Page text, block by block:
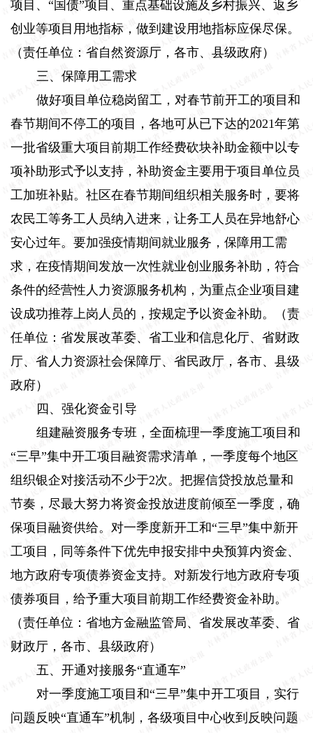
项目、“国债”项目、重点基础设施及乡村振兴、返乡
创业等项目用地指标，做到建设用地指标应保尽保。
（责任单位：省自然资源厅，各市、县级政府）
三、保障用工需求
做好项目单位稳岗留工，对春节前开工的项目和
春节期间不停工的项目，各地可从已下达的2021年第
一批省级重大项目前期工作经费砍块补助金额中以专
项补助形式予以支持，补助资金主要用于项目单位员
工加班补贴。社区在春节期间组织相关服务时，要将
农民工等务工人员纳入进来，让务工人员在异地舒心
安心过年。要加强疫情期间就业服务，保障用工需
求，在疫情期间发放一次性就业创业服务补助，符合
条件的经营性人力资源服务机构，为重点企业项目建
设成功推荐上岗人员的，按规定予以资金补助。（责
任单位：省发展改革委、省工业和信息化厅、省财政
厅、省人力资源社会保障厅、省民政厅，各市、县级
政府）
四、强化资金引导
组建融资服务专班，全面梳理一季度施工项目和
“三早”集中开工项目融资需求清单，一季度每个地区
组织银企对接活动不少于2次。把握信贷投放总量和
节奏，尽最大努力将资金投放进度前倾至一季度，确
保项目融资供给。对一季度新开工和“三早”集中新开
工项目，同等条件下优先申报安排中央预算内资金、
地方政府专项债券资金支持。对新发行地方政府专项
债券项目，给予重大项目前期工作经费资金补助。
（责任单位：省地方金融监管局、省发展改革委、省
财政厅，各市、县级政府）
五、开通对接服务“直通车”
对一季度施工项目和“三早”集中开工项目，实行
问题反映“直通车”机制，各级项目中心收到反映问题